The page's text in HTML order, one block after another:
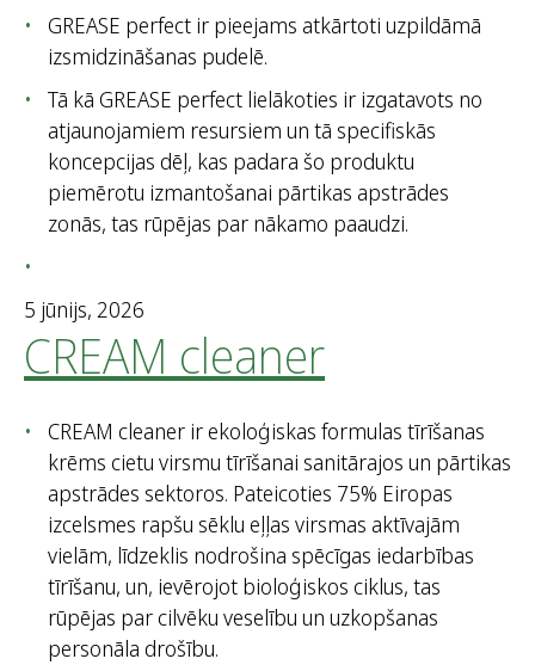
GREASE perfect ir pieejams atkārtoti uzpildāmā
izsmidzināšanas pudelē.
Tā kā GREASE perfect lielākoties ir izgatavots no
atjaunojamiem resursiem un tā specifiskās
koncepcijas dēļ, kas padara šo produktu
piemērotu izmantošanai pārtikas apstrādes
zonās, tas rūpējas par nākamo paaudzi.
5 jūnijs, 2026
CREAM cleaner
CREAM cleaner ir ekoloģiskas formulas tīrīšanas
krēms cietu virsmu tīrīšanai sanitārajos un pārtikas
apstrādes sektoros. Pateicoties 75% Eiropas
izcelsmes rapšu sēklu eļļas virsmas aktīvajām
vielām, līdzeklis nodrošina spēcīgas iedarbības
tīrīšanu, un, ievērojot bioloģiskos ciklus, tas
rūpējas par cilvēku veselību un uzkopšanas
personāla drošību.